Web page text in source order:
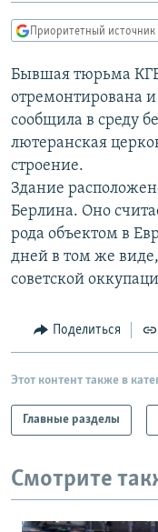
главной
навигации
Вернутся
поиску
IDEL.РЕАЛИИ
КАВКАЗ.РЕАЛИИ
СЕВЕР.РЕАЛИИ
СИБИРЬ.РЕАЛИИ
РАСПИСАНИЕ
ПОДПИШИТЕСЬ НА
СОЦИАЛЬНЫЕ СЕТИ
Все сайты РСЕ/РС
Приоритетный источник
Бывшая тюрьма
отремонтирована
сообщила в среду
лютеранская
строение.
Здание
Берлина. Оно
рода объектом в
дней в том же
советской
Поделиться
Этот контент также в
Главные разделы
Смотрите